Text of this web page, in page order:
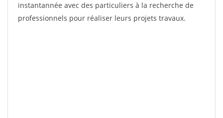
instantannée avec des particuliers à la recherche de
professionnels pour réaliser leurs projets travaux.